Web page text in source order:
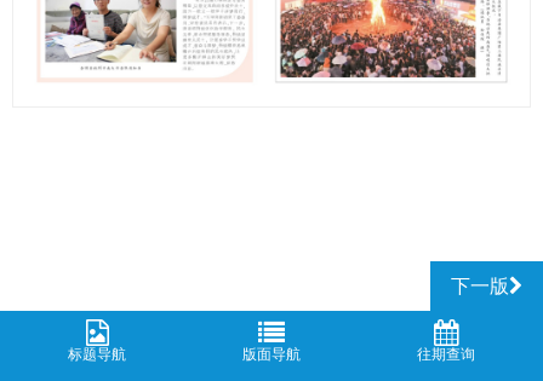
下一版
标题导航 版面导航 往期查询